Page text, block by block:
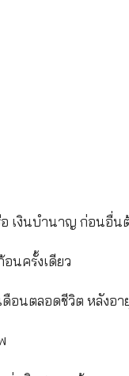
ที่ได้รับแบ่งออกเป็
ปีบริบูรณ์ และแจ้